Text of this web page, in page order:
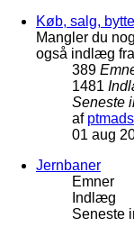
Køb, salg,
Mangler du
også indlæg
389
1481
Seneste
af
01 aug
Jernbaner
Emner
Indlæg
Seneste